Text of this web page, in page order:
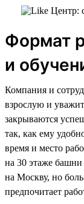
Формат
и
Компания и
взрослую и
закрываются
так, как ему
время и место
на 30 этаже
на Москву, но
предпочитает